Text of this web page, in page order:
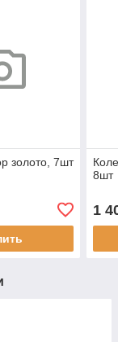
золото, 7шт
8шт
1